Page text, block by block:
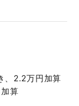
、2.2万円加算
算